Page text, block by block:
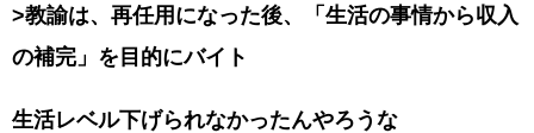
>教諭は、再任用になった後、「生活の事情から収入
の補完」を目的にバイト
生活レベル下げられなかったんやろうな